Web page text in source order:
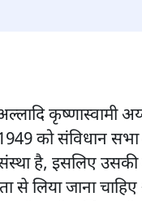
कृष्णास्वामी
को संविधान
है, इसलिए उसकी
से लिया जाना